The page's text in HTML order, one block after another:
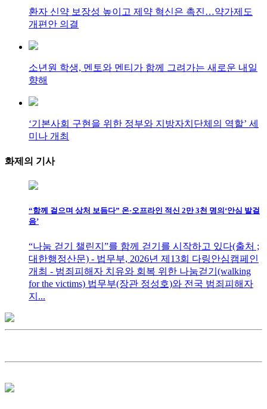
환자 신약 보장성 높이고 제약 혁신은 촉진…약가제도
개편안 의결
소년원 학생, 멘토와 멘티가 함께 그려가는 새로운 내일
향해
‘기본사회 구현을 위한 정부와 지방자치단체의 역할’ 세
미나 개최
화제의 기사
“함께 걸으며 상처 보듬다” 온·오프라인 적신 2만 3천 명의‘안심 발걸
음’
“나눔 걷기 챌린지”를 함께 걷기를 시작하고 있다(출처 ;
대한행정산문) - 법무부, 2026년 제13회 다링안심캠페인
개최 - 범죄피해자 치유와 회복 위한 나눔걷기(walking
for the victims) 법무부(장관 정성호)와 전국 범죄피해자
지...